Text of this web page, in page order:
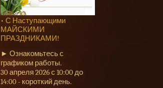
• С Наступающими
МАЙСКИМИ
ПРАЗДНИКАМИ!
► Ознакомьтесь с
графиком работы.
30 апреля 2026 с 10:00 до
14:00 - короткий день.